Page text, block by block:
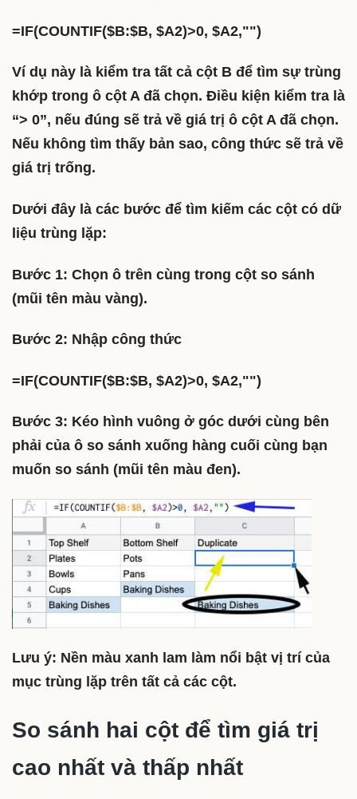
=IF(COUNTIF($B:$B, $A2)>0, $A2,"")
Ví dụ này là kiểm tra tất cả cột B để tìm sự trùng
khớp trong ô cột A đã chọn. Điều kiện kiểm tra là
“> 0”, nếu đúng sẽ trả về giá trị ô cột A đã chọn.
Nếu không tìm thấy bản sao, công thức sẽ trả về
giá trị trống.
Dưới đây là các bước để tìm kiếm các cột có dữ
liệu trùng lặp:
Bước 1: Chọn ô trên cùng trong cột so sánh
(mũi tên màu vàng).
Bước 2: Nhập công thức
=IF(COUNTIF($B:$B, $A2)>0, $A2,"")
Bước 3: Kéo hình vuông ở góc dưới cùng bên
phải của ô so sánh xuống hàng cuối cùng bạn
muốn so sánh (mũi tên màu đen).
Lưu ý: Nền màu xanh lam làm nổi bật vị trí của
mục trùng lặp trên tất cả các cột.
So sánh hai cột để tìm giá trị
cao nhất và thấp nhất